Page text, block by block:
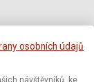
osobních údajů
návštěvníků, ke